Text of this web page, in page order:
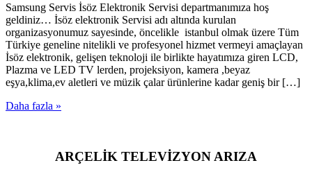
Samsung Servis İsöz Elektronik Servisi departmanımıza hoş
geldiniz… İsöz elektronik Servisi adı altında kurulan
organizasyonumuz sayesinde, öncelikle istanbul olmak üzere Tüm
Türkiye geneline nitelikli ve profesyonel hizmet vermeyi amaçlayan
İsöz elektronik, gelişen teknoloji ile birlikte hayatımıza giren LCD,
Plazma ve LED TV lerden, projeksiyon, kamera ,beyaz
eşya,klima,ev aletleri ve müzik çalar ürünlerine kadar geniş bir […]
Daha fazla »
ARÇELİK TELEVİZYON ARIZA